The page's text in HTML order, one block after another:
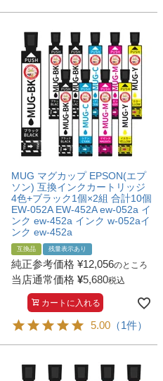
MUG マグカップ EPSON(エプ
ソン) 互換インクカートリッジ
4色+ブラック1個×2組 合計10個
EW-052A EW-452A ew-052a イ
ンク ew-452a インク w-052aイ
ンク ew-452a
互換品 残量表示あり
純正参考価格 ¥12,056のところ
当店通常価格 ¥5,680税込
カートに入れる
5.00 （1件）